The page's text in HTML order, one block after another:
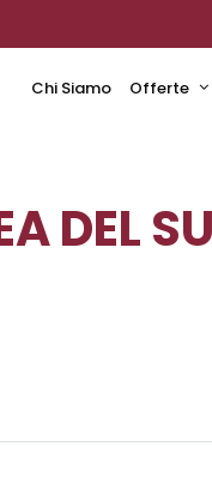
Chi Siamo Offerte
DEL